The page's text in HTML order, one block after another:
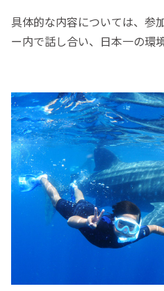
具体的な内容については、参
ー内で話し合い、日本一の環